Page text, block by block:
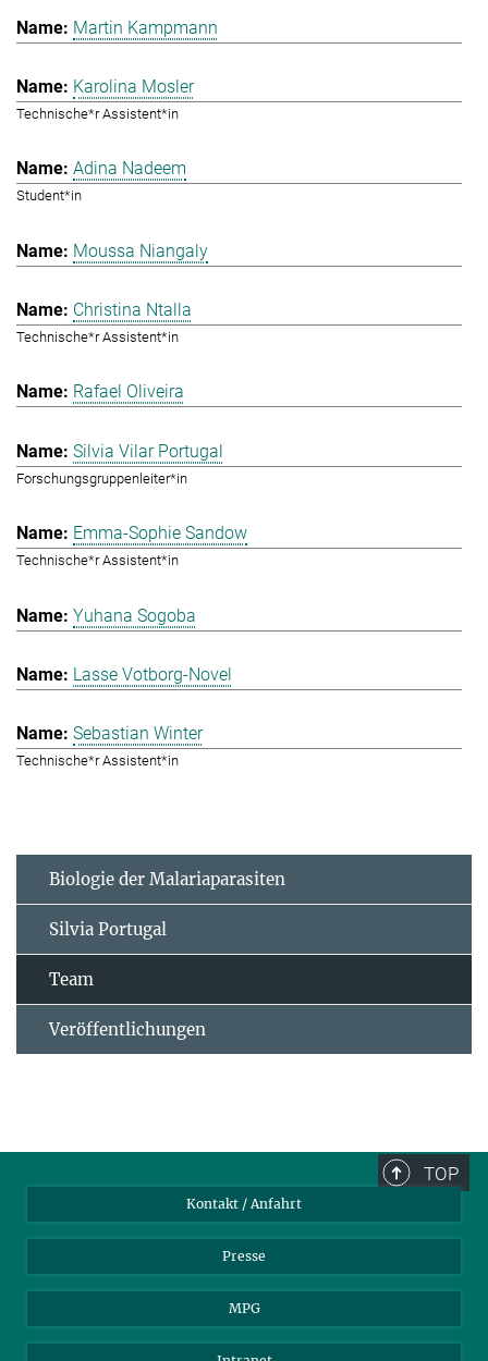
Martin Kampmann
Karolina Mosler
Technische*r Assistent*in
Adina Nadeem
Student*in
Moussa Niangaly
Christina Ntalla
Technische*r Assistent*in
Rafael Oliveira
Silvia Vilar Portugal
Forschungsgruppenleiter*in
Emma-Sophie Sandow
Technische*r Assistent*in
Yuhana Sogoba
Lasse Votborg-Novel
Sebastian Winter
Technische*r Assistent*in
Biologie der Malariaparasiten
Silvia Portugal
Team
Veröffentlichungen
TOP
Kontakt / Anfahrt
Presse
MPG